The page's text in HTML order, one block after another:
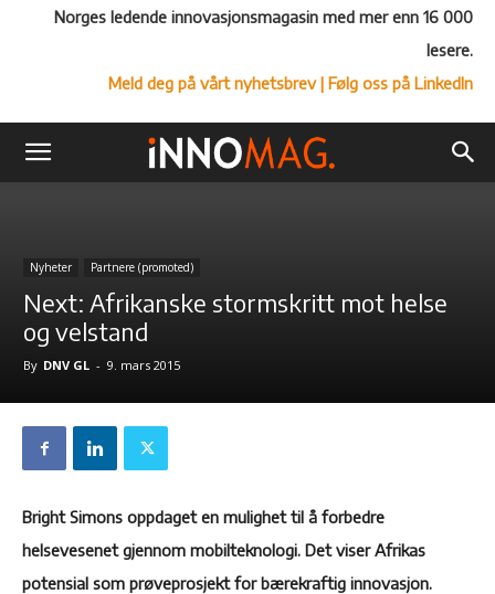
Norges ledende innovasjonsmagasin med mer enn 16 000
lesere.
Meld deg på vårt nyhetsbrev| Følg oss på LinkedIn
Nyheter Partnere (promoted)
Next: Afrikanske stormskritt mot helse
og velstand
By DNV GL - 9. mars 2015
Bright Simons oppdaget en mulighet til å forbedre
helsevesenet gjennom mobilteknologi. Det viser Afrikas
potensial som prøveprosjekt for bærekraftig innovasjon.